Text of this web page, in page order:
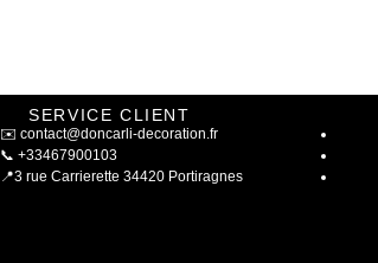
SERVICE CLIENT
✉️ contact@doncarli-decoration.fr
📞 +33467900103
📍3 rue Carrierette 34420 Portiragnes